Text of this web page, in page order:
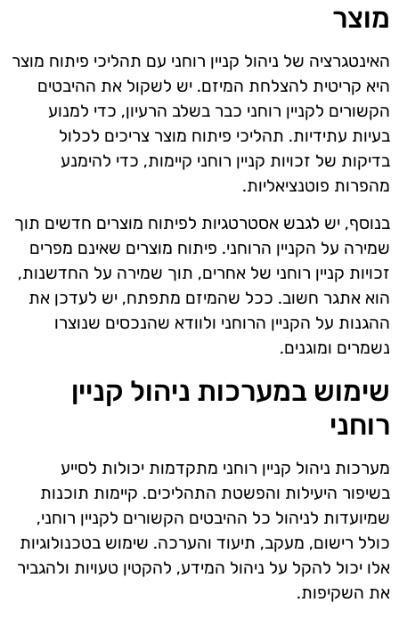
מוצר
האינטגרציה של ניהול קניין רוחני עם תהליכי פיתוח מוצר
היא קריטית להצלחת המיזם. יש לשקול את ההיבטים
הקשורים לקניין רוחני כבר בשלב הרעיון, כדי למנוע
בעיות עתידיות. תהליכי פיתוח מוצר צריכים לכלול
בדיקות של זכויות קניין רוחני קיימות, כדי להימנע
מהפרות פוטנציאליות.
בנוסף, יש לגבש אסטרטגיות לפיתוח מוצרים חדשים תוך
שמירה על הקניין הרוחני. פיתוח מוצרים שאינם מפרים
זכויות קניין רוחני של אחרים, תוך שמירה על החדשנות,
הוא אתגר חשוב. ככל שהמיזם מתפתח, יש לעדכן את
ההגנות על הקניין הרוחני ולוודא שהנכסים שנוצרו
נשמרים ומוגנים.
שימוש במערכות ניהול קניין
רוחני
מערכות ניהול קניין רוחני מתקדמות יכולות לסייע
בשיפור היעילות והפשטת התהליכים. קיימות תוכנות
שמיועדות לניהול כל ההיבטים הקשורים לקניין רוחני,
כולל רישום, מעקב, תיעוד והערכה. שימוש בטכנולוגיות
אלו יכול להקל על ניהול המידע, להקטין טעויות ולהגביר
את השקיפות.